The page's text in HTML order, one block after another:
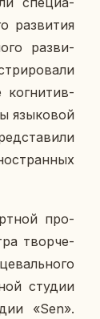
раз­ви­тия
раз­ви­
ко­гни­тив­
язы­ко­вой
про­
твор­че­
студии
«Sen».